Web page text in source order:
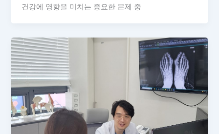
건강에 영향을 미치는 중요한 문제 중